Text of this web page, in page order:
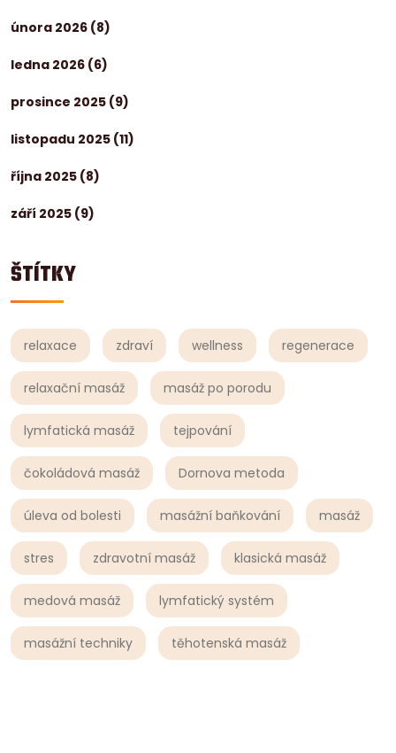
února 2026 (8)
ledna 2026 (6)
prosince 2025 (9)
listopadu 2025 (11)
října 2025 (8)
září 2025 (9)
ŠTÍTKY
relaxace zdraví wellness regenerace
relaxační masáž masáž po porodu
lymfatická masáž tejpování
čokoládová masáž Dornova metoda
úleva od bolesti masážní baňkování masáž
stres zdravotní masáž klasická masáž
medová masáž lymfatický systém
masážní techniky těhotenská masáž